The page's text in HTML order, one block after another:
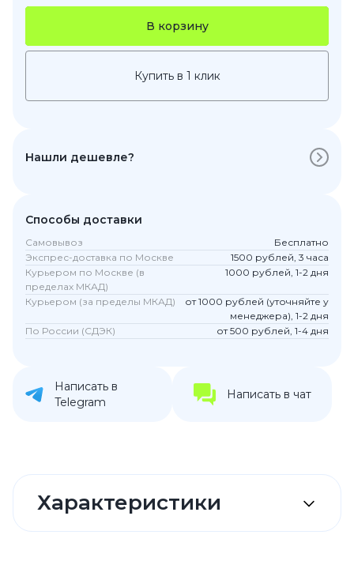
В корзину
Купить в 1 клик
Нашли дешевле?
Способы доставки
Самовывоз
Бесплатно
Экспрес-доставка по Москве
1500 рублей, 3 часа
Курьером по Москве (в
пределах МКАД)
1000 рублей, 1-2 дня
Курьером (за пределы МКАД)
от 1000 рублей (уточняйте у
менеджера), 1-2 дня
По России (СДЭК)
от 500 рублей, 1-4 дня
Написать в
Telegram
Написать в чат
Характеристики